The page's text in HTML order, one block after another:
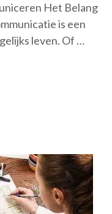
Het Belang
is een
leven. Of …